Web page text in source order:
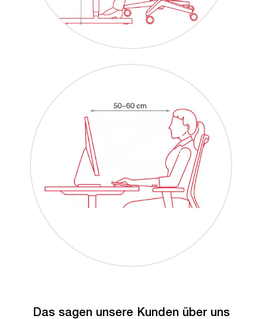
Das sagen unsere Kunden über uns